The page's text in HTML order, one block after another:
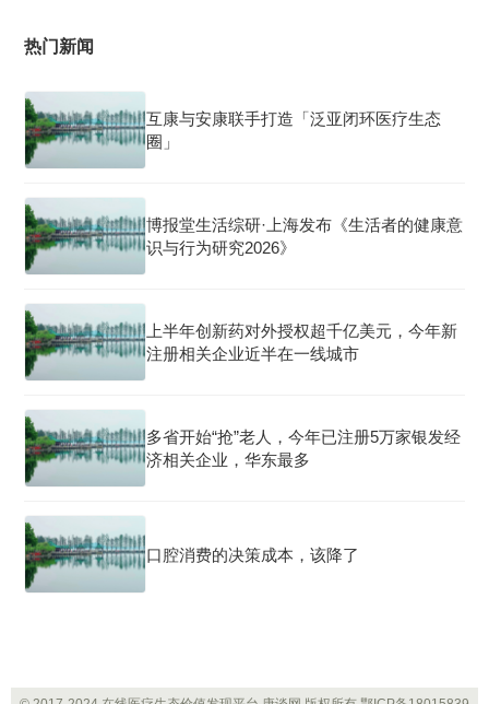
热门新闻
互康与安康联手打造「泛亚闭环医疗生态
圈」
博报堂生活综研·上海发布《生活者的健康意
识与行为研究2026》
上半年创新药对外授权超千亿美元，今年新
注册相关企业近半在一线城市
多省开始“抢”老人，今年已注册5万家银发经
济相关企业，华东最多
口腔消费的决策成本，该降了